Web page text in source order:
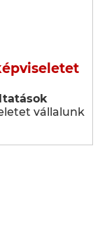
vállalunk